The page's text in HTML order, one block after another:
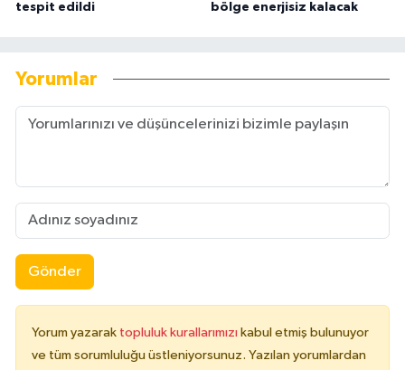
tespit edildi bölge enerjisiz kalacak
Yorumlar
Gönder
Yorum yazarak topluluk kurallarımızı kabul etmiş bulunuyor
ve tüm sorumluluğu üstleniyorsunuz. Yazılan yorumlardan